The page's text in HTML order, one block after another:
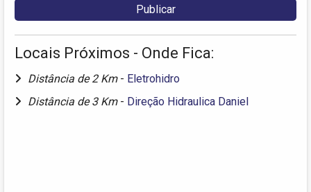
Locais Próximos - Onde Fica:
Distância de 2 Km - Eletrohidro
Distância de 3 Km - Direção Hidraulica Daniel